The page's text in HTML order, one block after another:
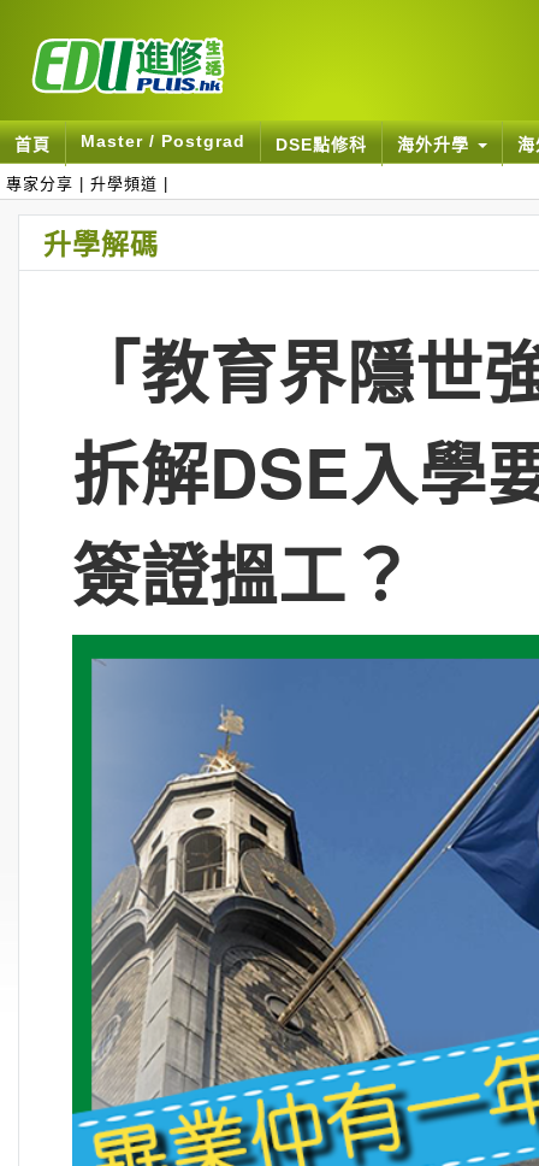
首頁 Master / Postgrad DSE點修科 海外升學
專家分享 升學頻道
升學解碼
「教育界隱
拆解DSE入學
簽證搵工？